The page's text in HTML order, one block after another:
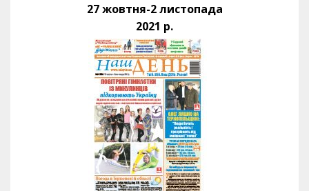
27 жовтня-2 листопада
2021 р.